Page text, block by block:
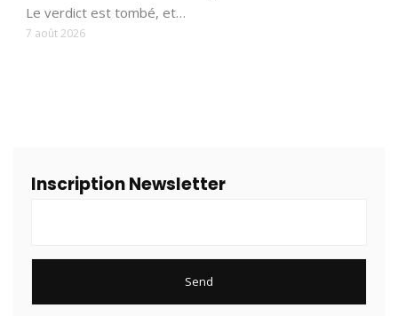
Le verdict est tombé, et…
7 août 2026
Inscription Newsletter